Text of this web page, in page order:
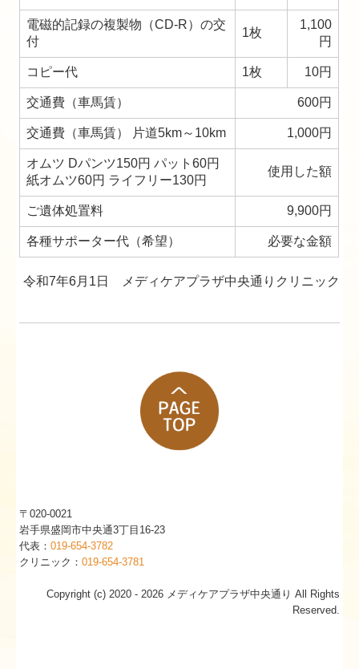
電磁的記録の複製物（CD-R）の交
付
1枚
1,100
円
コピー代 1枚 10円
交通費（車馬賃） 600円
交通費（車馬賃） 片道5km～10km 1,000円
オムツ Dパンツ150円 パット60円
紙オムツ60円 ライフリー130円
使用した額
ご遺体処置料 9,900円
各種サポーター代（希望） 必要な金額
令和7年6月1日 メディケアプラザ中央通りクリニック
〒020-0021
岩手県盛岡市中央通3丁目16-23
代表：019-654-3782
クリニック：019-654-3781
Copyright (c) 2020 - 2026 メディケアプラザ中央通り All Rights
Reserved.